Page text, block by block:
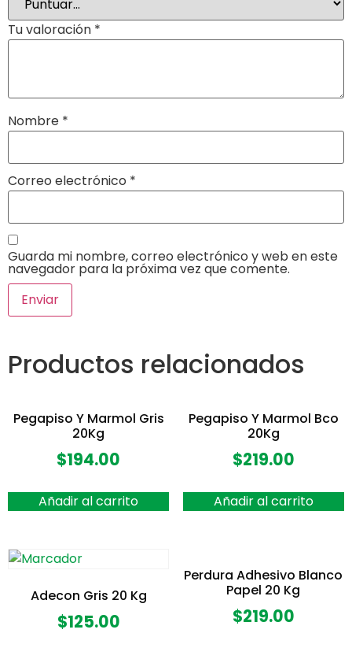
Tu valoración *
Nombre *
Correo electrónico *
Guarda mi nombre, correo electrónico y web en este
navegador para la próxima vez que comente.
Productos relacionados
Pegapiso Y Marmol Gris
20Kg
$194.00
Añadir al carrito
Pegapiso Y Marmol Bco
20Kg
$219.00
Añadir al carrito
Adecon Gris 20 Kg
$125.00
Perdura Adhesivo Blanco
Papel 20 Kg
$219.00